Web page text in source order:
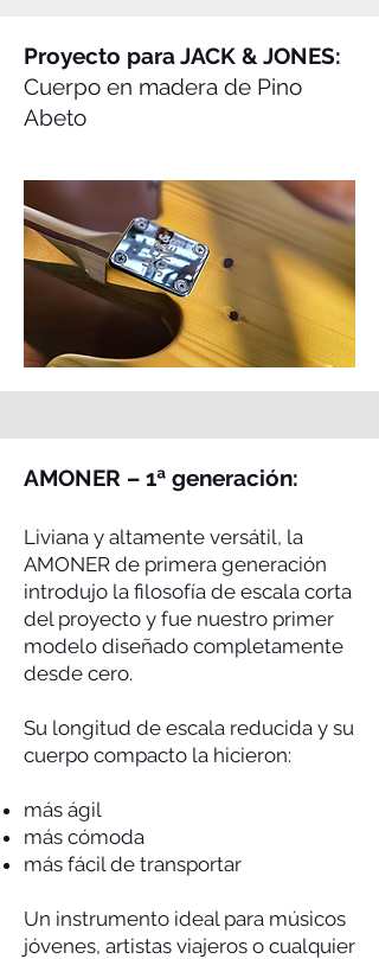
Proyecto para JACK & JONES:
Cuerpo en madera de Pino
Abeto
AMONER – 1ª generación:
Liviana y altamente versátil, la
AMONER de primera generación
introdujo la filosofía de escala corta
del proyecto y fue nuestro primer
modelo diseñado completamente
desde cero.
Su longitud de escala reducida y su
cuerpo compacto la hicieron:
más ágil
más cómoda
más fácil de transportar
Un instrumento ideal para músicos
jóvenes, artistas viajeros o cualquier